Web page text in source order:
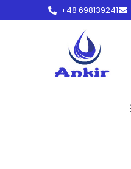
+48 698139241